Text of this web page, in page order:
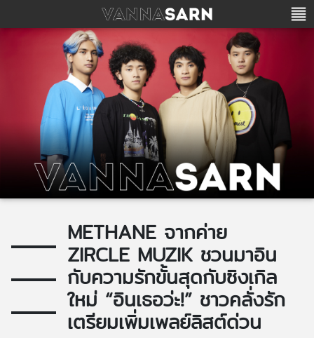
METHANE จากค่าย
ZIRCLE MUZIK ชวนมาอิน
กับความรักขั้นสุดกับซิงเกิล
ใหม่ “อินเธอว่ะ!” ชาวคลั่งรัก
เตรียมเพิ่มเพลย์ลิสต์ด่วน